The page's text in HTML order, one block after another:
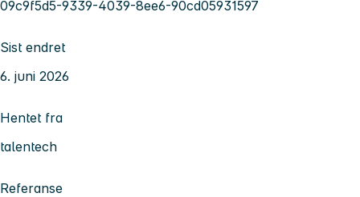
09c9f5d5-9339-4039-8ee6-90cd05931597
Sist endret
6. juni 2026
Hentet fra
talentech
Referanse